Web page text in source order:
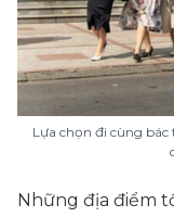
Lựa chọn đi cùng bác
Những địa điểm